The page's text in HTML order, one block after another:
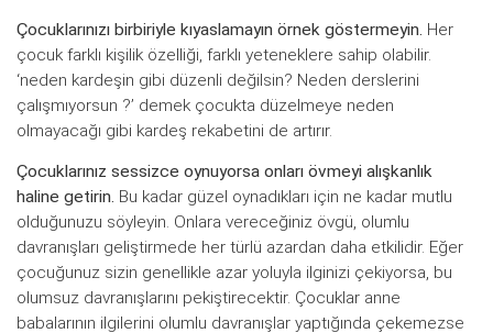
Çocuklarınızı birbiriyle kıyaslamayın örnek göstermeyin. Her
çocuk farklı kişilik özelliği, farklı yeteneklere sahip olabilir.
‘neden kardeşin gibi düzenli değilsin? Neden derslerini
çalışmıyorsun ?’ demek çocukta düzelmeye neden
olmayacağı gibi kardeş rekabetini de artırır.
Çocuklarınız sessizce oynuyorsa onları övmeyi alışkanlık
haline getirin. Bu kadar güzel oynadıkları için ne kadar mutlu
olduğunuzu söyleyin. Onlara vereceğiniz övgü, olumlu
davranışları geliştirmede her türlü azardan daha etkilidir. Eğer
çocuğunuz sizin genellikle azar yoluyla ilginizi çekiyorsa, bu
olumsuz davranışlarını pekiştirecektir. Çocuklar anne
babalarının ilgilerini olumlu davranışlar yaptığında çekemezse